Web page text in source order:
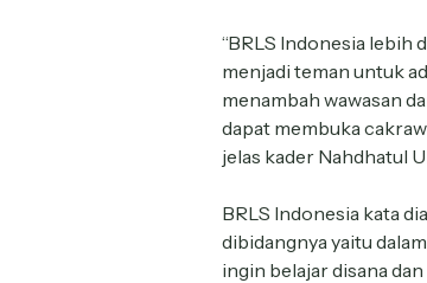
“BRLS Indonesia lebih
menjadi teman untuk
menambah wawasan
dapat membuka
jelas kader Nahdhatul
BRLS Indonesia kata
dibidangnya yaitu
ingin belajar disana